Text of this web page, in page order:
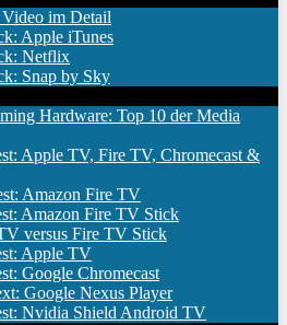
im Detail
Apple iTunes
Netflix
Snap by Sky
Hardware: Top 10 der Media
Apple TV, Fire TV, Chromecast &
Amazon Fire TV
Amazon Fire TV Stick
versus Fire TV Stick
Apple TV
Google Chromecast
Google Nexus Player
Nvidia Shield Android TV